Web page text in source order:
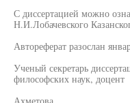
С диссертацией можно
Н.И.Лобачевского
Автореферат разослан
Ученый секретарь
философских наук, доцент